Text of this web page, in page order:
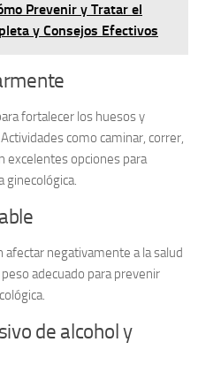
Prevenir y Tratar el
y Consejos Efectivos
fortalecer los huesos y
como caminar, correr,
excelentes opciones para
ginecológica.
afectar negativamente a la salud
adecuado para prevenir
de alcohol y